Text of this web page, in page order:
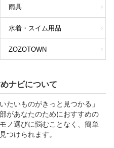
雨具
水着・スイム用品
ZOZOTOWN
ナビについて
たいものがきっと見つかる」
があなたのためにおすすめの
ノ選びに悩むことなく、簡単
つけられます。